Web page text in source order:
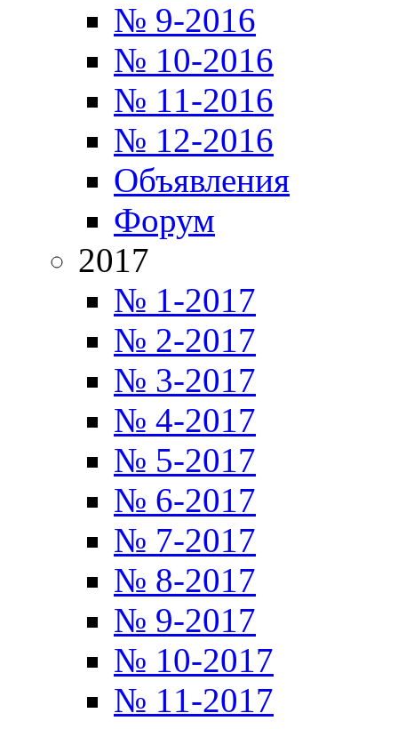
№ 9-2016
№ 10-2016
№ 11-2016
№ 12-2016
Объявления
Форум
2017
№ 1-2017
№ 2-2017
№ 3-2017
№ 4-2017
№ 5-2017
№ 6-2017
№ 7-2017
№ 8-2017
№ 9-2017
№ 10-2017
№ 11-2017